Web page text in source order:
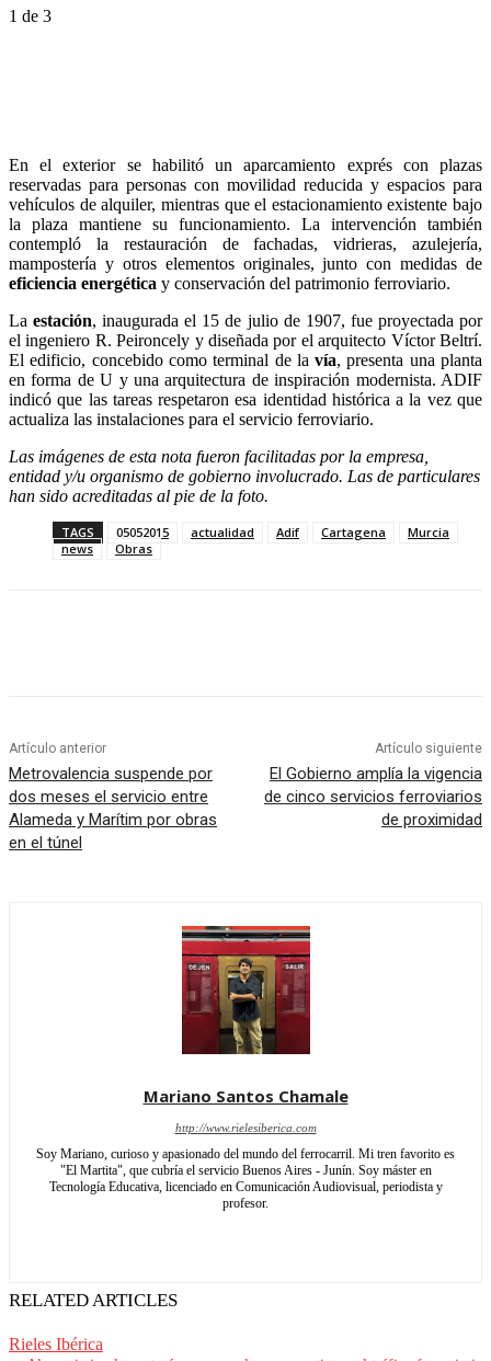
1 de 3
En el exterior se habilitó un aparcamiento exprés con plazas
reservadas para personas con movilidad reducida y espacios para
vehículos de alquiler, mientras que el estacionamiento existente bajo
la plaza mantiene su funcionamiento. La intervención también
contempló la restauración de fachadas, vidrieras, azulejería,
mampostería y otros elementos originales, junto con medidas de
eficiencia energética y conservación del patrimonio ferroviario.
Laestación, inaugurada el 15 de julio de 1907, fue proyectada por
el ingeniero R. Peironcely y diseñada por el arquitecto Víctor Beltrí.
El edificio, concebido como terminal de lavía, presenta una planta
en forma de U y una arquitectura de inspiración modernista. ADIF
indicó que las tareas respetaron esa identidad histórica a la vez que
actualiza las instalaciones para el servicio ferroviario.
Las imágenes de esta nota fueron facilitadas por la empresa,
entidad y/u organismo de gobierno involucrado. Las de particulares
han sido acreditadas al pie de la foto.
TAGS 05052015 actualidad Adif Cartagena
Murcia
news
Obras
Artículo anterior
Metrovalencia suspende por
dos meses el servicio entre
Alameda y Marítim por obras
en el túnel
Artículo siguiente
El Gobierno amplía la vigencia
de cinco servicios ferroviarios
de proximidad
Mariano Santos Chamale
http://www.rielesiberica.com
Soy Mariano, curioso y apasionado del mundo del ferrocarril. Mi tren favorito es
"El Martita", que cubría el servicio Buenos Aires - Junín. Soy máster en
Tecnología Educativa, licenciado en Comunicación Audiovisual, periodista y
profesor.
RELATED ARTICLES
Rieles Ibérica